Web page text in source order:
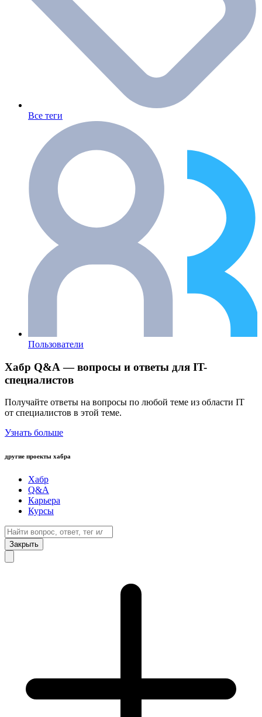
Все теги
Пользователи
Хабр Q&A — вопросы и ответы для IT-
специалистов
Получайте ответы на вопросы по любой теме из области IT
от специалистов в этой теме.
Узнать больше
другие проекты хабра
Хабр
Q&A
Карьера
Курсы
Закрыть